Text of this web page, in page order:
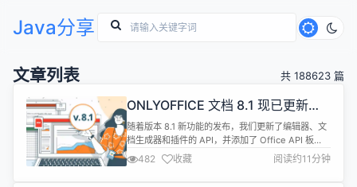
Java分享
文章列表 共 188623 篇
ONLYOFFICE 文档 8.1 现已更新，
新增 Office API 板块
随着版本 8.1 新功能的发布，我们更新了编辑器、文
档生成器和插件的 API，并添加了 Office API 板
块。阅读下文了解详情。 PDF 表单 从8.1 版本开
始，我们完全切换到 PDF 表单。若要创建和编辑表
单，用户不再需要其他格式，以前用于创建表单模板
482 收藏 阅读约11分钟